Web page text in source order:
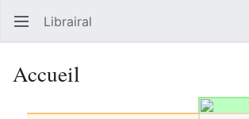
Ouvrir le menu principal Librairal
Accueil